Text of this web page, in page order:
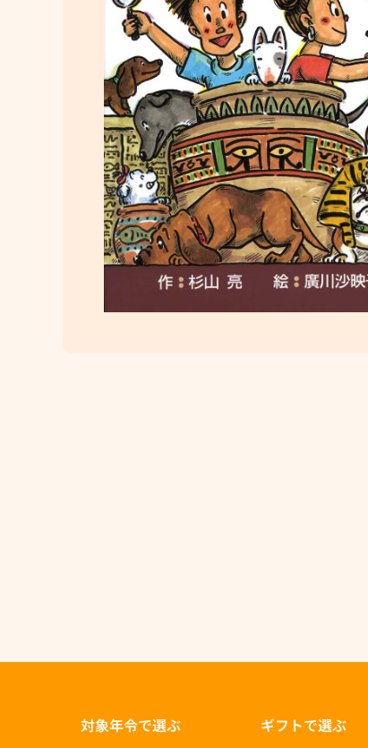
対象年令で選ぶ
ギフトで選ぶ